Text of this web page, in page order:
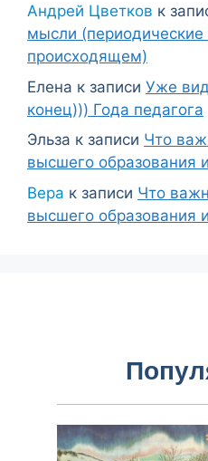
Андрей Цветков к
мысли (периодические
происходящем)
Елена к записи Уже
конец))) Года педагога
Эльза к записи Что
высшего образования
Вера к записи Что
высшего образования